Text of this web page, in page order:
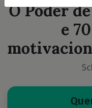
O Poder
e